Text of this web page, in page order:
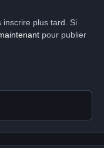
inscrire plus tard. Si
pour publier